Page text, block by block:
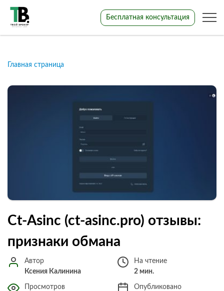
Бесплатная консультация
Главная страница
Ct‑Asinc (ct‑asinc.pro) отзывы:
признаки обмана
Автор
Ксения Калинина
На чтение
2 мин.
Просмотров
Опубликовано